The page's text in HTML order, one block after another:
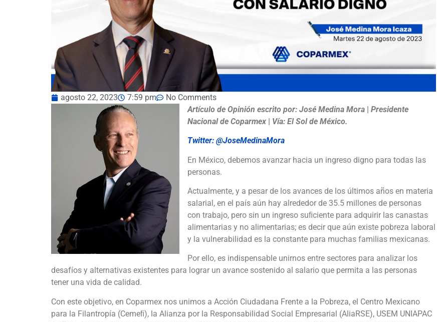
agosto 22, 2023 7:59 pm
No Comments
Artículo de Opinión escrito por: José Medina Mora | Presidente
Nacional de Coparmex | Vía: El Sol de México.
Twitter: @JoseMedinaMora
En México, debemos avanzar hacia un ingreso digno para todas las
personas.
Actualmente, y a pesar de los avances de los últimos años en materia
salarial, en el país aún hay alrededor de 35.5 millones de personas
con trabajo, pero sin un ingreso suﬁciente para adquirir las canastas
alimentarias y no alimentarias; es decir que aún existe pobreza laboral
y la vulnerabilidad es la constante para muchas familias mexicanas.
Por ello, es indispensable unirnos entre sectores para analizar los
desafíos y alternativas existentes para lograr un avance sostenido al salario que permita a las personas
tener una vida de calidad.
Con este objetivo, en Coparmex nos unimos a Acción Ciudadana Frente a la Pobreza, el Centro Mexicano
para la Filantropía (Cemeﬁ), la Alianza por la Responsabilidad Social Empresarial (AliaRSE), USEM UNIAPAC